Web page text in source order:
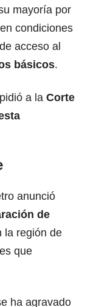
mayoría por
condiciones
acceso al
básicos.
a la Corte
anunció
de
la región de
que
ha agravado